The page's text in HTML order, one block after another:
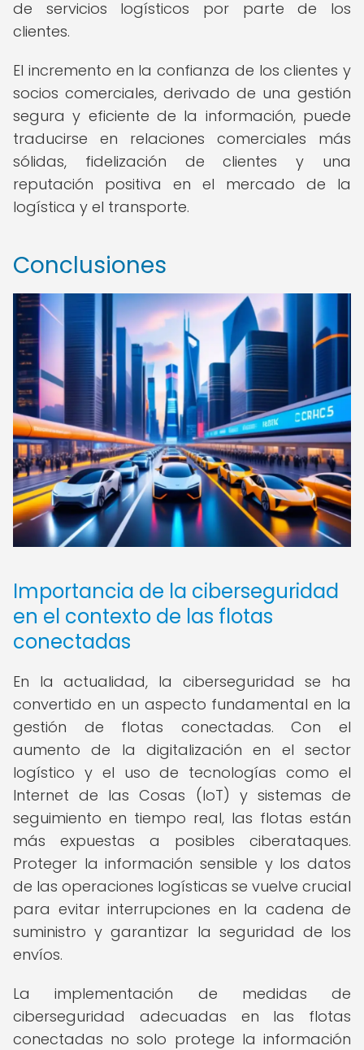
de servicios logísticos por parte de los
clientes.
El incremento en la confianza de los clientes y
socios comerciales, derivado de una gestión
segura y eficiente de la información, puede
traducirse en relaciones comerciales más
sólidas, fidelización de clientes y una
reputación positiva en el mercado de la
logística y el transporte.
Conclusiones
Importancia de la ciberseguridad
en el contexto de las flotas
conectadas
En la actualidad, la ciberseguridad se ha
convertido en un aspecto fundamental en la
gestión de flotas conectadas. Con el
aumento de la digitalización en el sector
logístico y el uso de tecnologías como el
Internet de las Cosas (IoT) y sistemas de
seguimiento en tiempo real, las flotas están
más expuestas a posibles ciberataques.
Proteger la información sensible y los datos
de las operaciones logísticas se vuelve crucial
para evitar interrupciones en la cadena de
suministro y garantizar la seguridad de los
envíos.
La implementación de medidas de
ciberseguridad adecuadas en las flotas
conectadas no solo protege la información